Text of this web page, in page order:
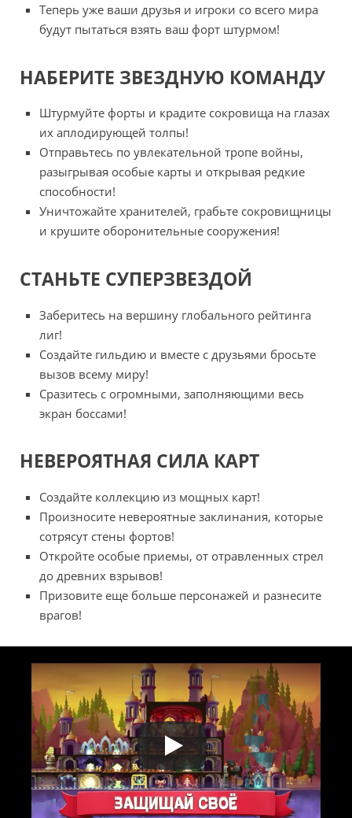
Теперь уже ваши друзья и игроки со всего мира
будут пытаться взять ваш форт штурмом!
НАБЕРИТЕ ЗВЕЗДНУЮ КОМАНДУ
Штурмуйте форты и крадите сокровища на глазах
их аплодирующей толпы!
Отправьтесь по увлекательной тропе войны,
разыгрывая особые карты и открывая редкие
способности!
Уничтожайте хранителей, грабьте сокровищницы
и крушите оборонительные сооружения!
СТАНЬТЕ СУПЕРЗВЕЗДОЙ
Заберитесь на вершину глобального рейтинга
лиг!
Создайте гильдию и вместе с друзьями бросьте
вызов всему миру!
Сразитесь с огромными, заполняющими весь
экран боссами!
НЕВЕРОЯТНАЯ СИЛА КАРТ
Создайте коллекцию из мощных карт!
Произносите невероятные заклинания, которые
сотрясут стены фортов!
Откройте особые приемы, от отравленных стрел
до древних взрывов!
Призовите еще больше персонажей и разнесите
врагов!